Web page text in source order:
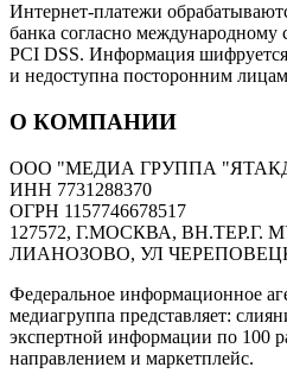
Интернет-платежи
банка согласно международному
PCI DSS. Информация
и недоступна посторонним
О КОМПАНИИ
ООО "МЕДИА ГРУППА
ИНН 7731288370
ОГРН 1157746678517
127572, Г.МОСКВА,
ЛИАНОЗОВО, УЛ
Федеральное информационное
медиагруппа представляет:
экспертной информации по 100
направлением и маркетплейс.